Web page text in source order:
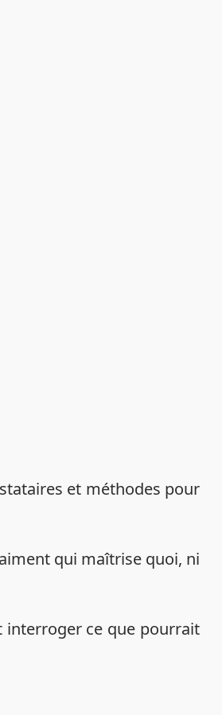
et méthodes pour
qui maîtrise quoi, ni
interroger ce que pourrait